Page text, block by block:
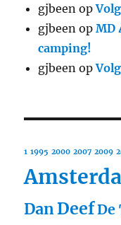
gjbeen op
gjbeen opMD
camping!
gjbeen op
1 1995 2000 2007 2009
DanDeefDe